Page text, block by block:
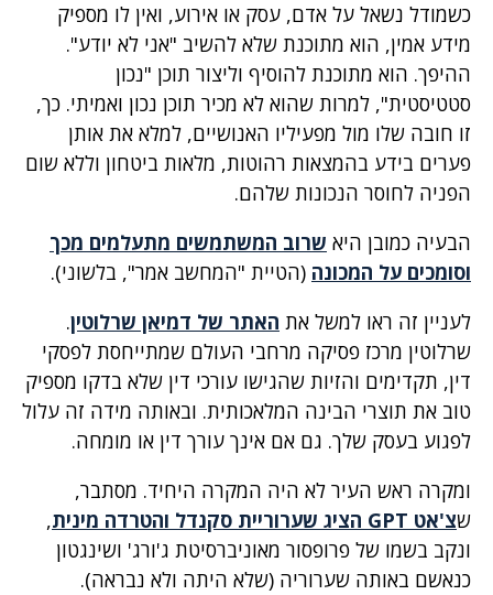
כשמודל נשאל על אדם, עסק או אירוע, ואין לו מספיק
מידע אמין, הוא מתוכנת שלא להשיב "אני לא יודע".
ההיפך. הוא מתוכנת להוסיף וליצור תוכן "נכון
סטטיסטית", למרות שהוא לא מכיר תוכן נכון ואמיתי. כך,
זו חובה שלו מול מפעיליו האנושיים, למלא את אותן
פערים בידע בהמצאות רהוטות, מלאות ביטחון וללא שום
הפניה לחוסר הנכונות שלהם.
הבעיה כמובן היא שרוב המשתמשים מתעלמים מכך
וסומכים על המכונה (הטיית "המחשב אמר", בלשוני).
לעניין זה ראו למשל את האתר של דמיאן שרלוטין.
שרלוטין מרכז פסיקה מרחבי העולם שמתייחסת לפסקי
דין, תקדימים והזיות שהגישו עורכי דין שלא בדקו מספיק
טוב את תוצרי הבינה המלאכותית. ובאותה מידה זה עלול
לפגוע בעסק שלך. גם אם אינך עורך דין או מומחה.
ומקרה ראש העיר לא היה המקרה היחיד. מסתבר,
שצ'אט GPT הציג שערוריית סקנדל והטרדה מינית
,
ונקב בשמו של פרופסור מאוניברסיטת ג'ורג' ושינגטון
כנאשם באותה שערוריה (שלא היתה ולא נבראה).